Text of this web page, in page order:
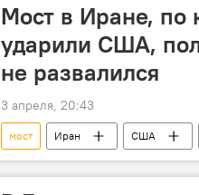
Мост в Иране, по
ударили США,
не развалился
3 апреля, 20:43
мост Иран США